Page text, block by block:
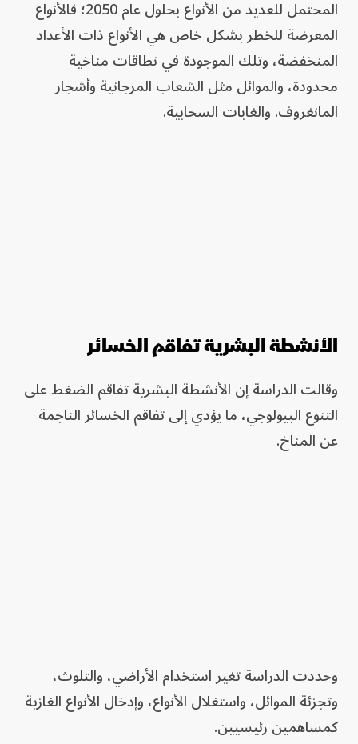
المحتمل للعديد من الأنواع بحلول عام 2050؛ فالأنواع
المعرضة للخطر بشكل خاص هي الأنواع ذات الأعداد
المنخفضة، وتلك الموجودة في نطاقات مناخية
محدودة، والموائل مثل الشعاب المرجانية وأشجار
المانغروف. والغابات السحابية.
الأنشطة البشرية تفاقم الخسائر
وقالت الدراسة إن الأنشطة البشرية تفاقم الضغط على
التنوع البيولوجي، ما يؤدي إلى تفاقم الخسائر الناجمة
عن المناخ.
وحددت الدراسة تغير استخدام الأراضي، والتلوث،
وتجزئة الموائل، واستغلال الأنواع، وإدخال الأنواع الغازية
كمساهمين رئيسيين.